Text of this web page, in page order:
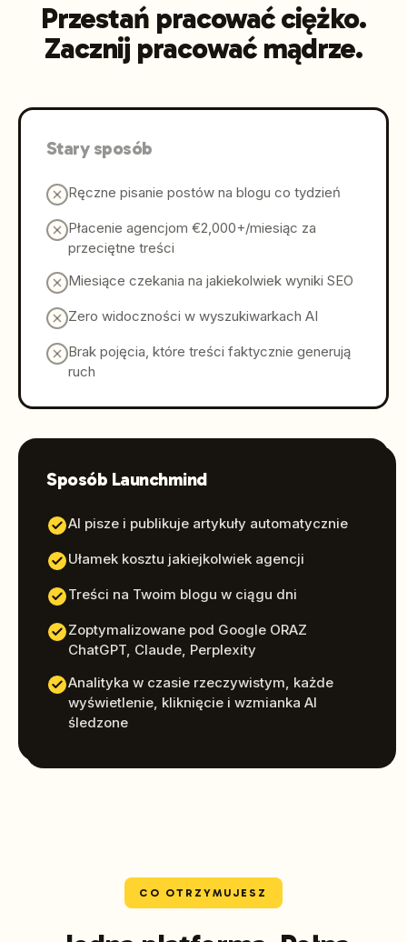
Przestań pracować ciężko.
Zacznij pracować mądrze.
Stary sposób
Ręczne pisanie postów na blogu co tydzień
Płacenie agencjom €2,000+/miesiąc za
przeciętne treści
Miesiące czekania na jakiekolwiek wyniki SEO
Zero widoczności w wyszukiwarkach AI
Brak pojęcia, które treści faktycznie generują
ruch
Sposób Launchmind
AI pisze i publikuje artykuły automatycznie
Ułamek kosztu jakiejkolwiek agencji
Treści na Twoim blogu w ciągu dni
Zoptymalizowane pod Google ORAZ
ChatGPT, Claude, Perplexity
Analityka w czasie rzeczywistym, każde
wyświetlenie, kliknięcie i wzmianka AI
śledzone
CO OTRZYMUJESZ